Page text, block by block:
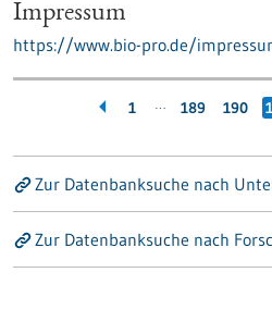
Impressum
https://www.bio-pro.de/
1 … 189 190
Zur Datenbanksuche nach
Zur Datenbanksuche nach